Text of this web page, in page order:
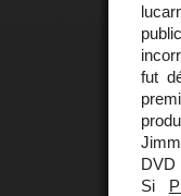
fut
DVD
Si